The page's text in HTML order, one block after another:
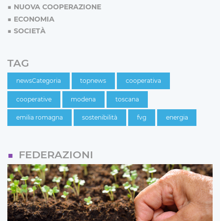
NUOVA COOPERAZIONE
ECONOMIA
SOCIETÀ
TAG
newsCategoria topnews cooperativa
cooperative modena toscana
emilia romagna sostenibilità fvg energia
FEDERAZIONI